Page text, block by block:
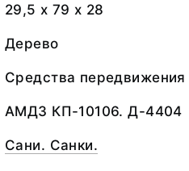
29,5 х 79 х 28
Дерево
Средства передвижения
АМДЗ КП-10106. Д-4404
Сани. Санки.